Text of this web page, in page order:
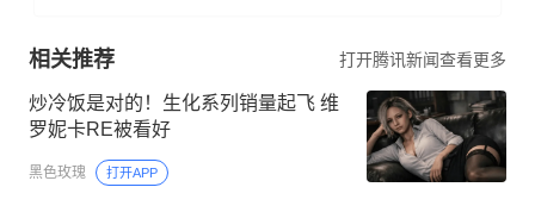
相关推荐 打开腾讯新闻查看更多
炒冷饭是对的！生化系列销量起飞 维
罗妮卡RE被看好
黑色玫瑰 打开APP